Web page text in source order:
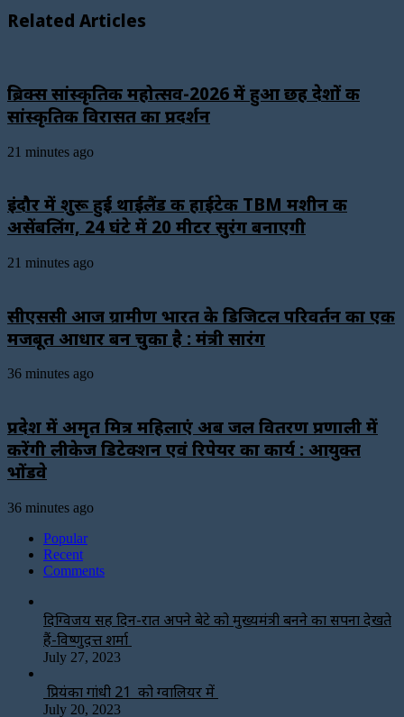
Related Articles
ब्रिक्स सांस्कृतिक महोत्सव-2026 में हुआ छह देशों की
सांस्कृतिक विरासत का प्रदर्शन
21 minutes ago
इंदौर में शुरू हुई थाईलैंड की हाईटेक TBM मशीन की
असेंबलिंग, 24 घंटे में 20 मीटर सुरंग बनाएगी
21 minutes ago
सीएससी आज ग्रामीण भारत के डिजिटल परिवर्तन का एक
मजबूत आधार बन चुका है : मंत्री सारंग
36 minutes ago
प्रदेश में अमृत मित्र महिलाएं अब जल वितरण प्रणाली में
करेंगी लीकेज डिटेक्शन एवं रिपेयर का कार्य : आयुक्त
भोंडवे
36 minutes ago
Popular
Recent
Comments
दिग्विजय सिंह दिन-रात अपने बेटे को मुख्यमंत्री बनने का सपना देखते
हैं-विष्णुदत्त शर्मा
July 27, 2023
प्रियंका गांधी 21 को ग्वालियर में
July 20, 2023